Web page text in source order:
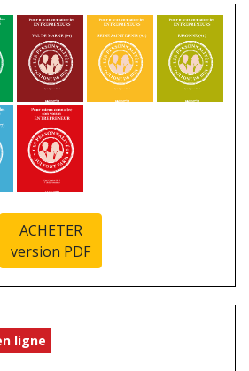
ACHETER
version PDF
ligne